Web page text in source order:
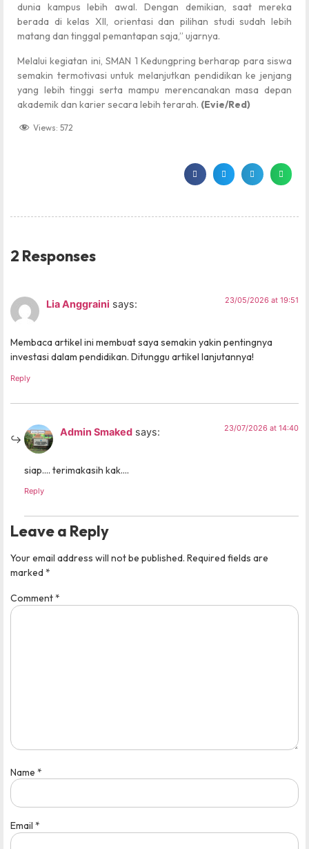
dunia kampus lebih awal. Dengan demikian, saat mereka
berada di kelas XII, orientasi dan pilihan studi sudah lebih
matang dan tinggal pemantapan saja,” ujarnya.
Melalui kegiatan ini, SMAN 1 Kedungpring berharap para siswa
semakin termotivasi untuk melanjutkan pendidikan ke jenjang
yang lebih tinggi serta mampu merencanakan masa depan
akademik dan karier secara lebih terarah. (Evie/Red)
Views: 572
2 Responses
Lia Anggraini says: 23/05/2026 at 19:51
Membaca artikel ini membuat saya semakin yakin pentingnya
investasi dalam pendidikan. Ditunggu artikel lanjutannya!
Reply
Admin Smaked says: 23/07/2026 at 14:40
siap…. terimakasih kak….
Reply
Leave a Reply
Your email address will not be published. Required fields are
marked *
Comment*
Name *
Email *